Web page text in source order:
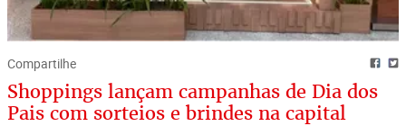
Compartilhe
Shoppings lançam campanhas de Dia dos
Pais com sorteios e brindes na capital